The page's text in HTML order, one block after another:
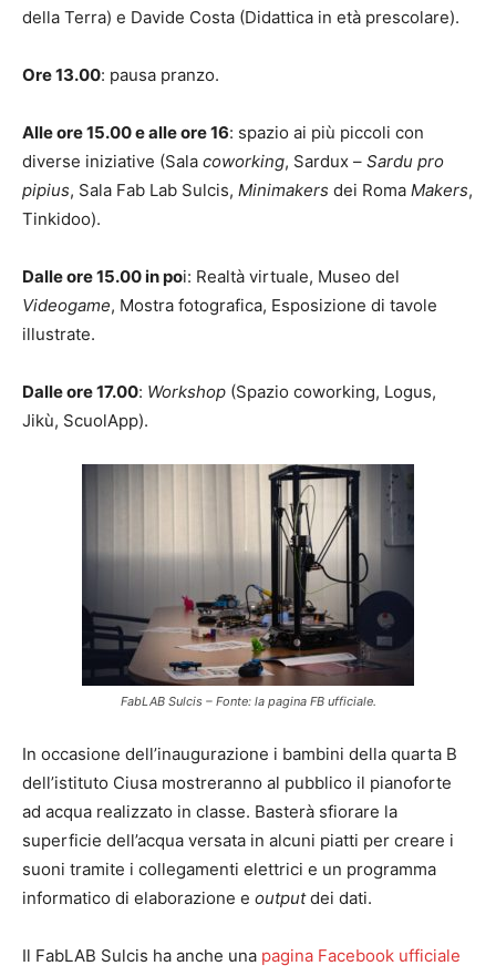
della Terra) e Davide Costa (Didattica in età prescolare).
Ore 13.00: pausa pranzo.
Alle ore 15.00 e alle ore 16: spazio ai più piccoli con
diverse iniziative (Sala coworking, Sardux – Sardu pro
pipius, Sala Fab Lab Sulcis, Minimakers dei Roma Makers,
Tinkidoo).
Dalle ore 15.00 in poi: Realtà virtuale, Museo del
Videogame, Mostra fotografica, Esposizione di tavole
illustrate.
Dalle ore 17.00: Workshop (Spazio coworking, Logus,
Jikù, ScuolApp).
FabLAB Sulcis – Fonte: la pagina FB ufficiale.
In occasione dell’inaugurazione i bambini della quarta B
dell’istituto Ciusa mostreranno al pubblico il pianoforte
ad acqua realizzato in classe. Basterà sfiorare la
superficie dell’acqua versata in alcuni piatti per creare i
suoni tramite i collegamenti elettrici e un programma
informatico di elaborazione e outputdei dati.
Il FabLAB Sulcis ha anche una pagina Facebook ufficiale